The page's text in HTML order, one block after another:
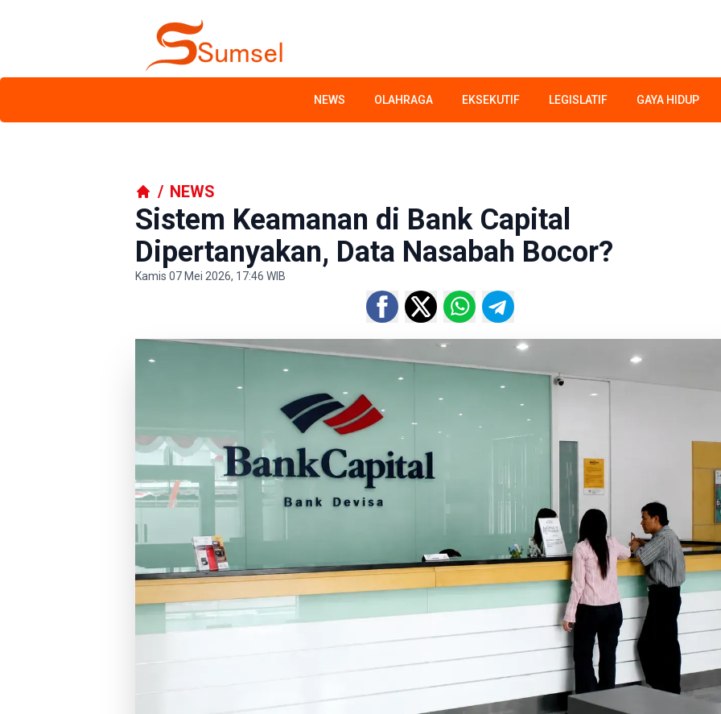
NEWS OLAHRAGA EKSEKUTIF LEGISLATIF GAYA HIDUP
/ NEWS
Sistem Keamanan di Bank Capital
Dipertanyakan, Data Nasabah Bocor?
Kamis 07 Mei 2026, 17:46 WIB